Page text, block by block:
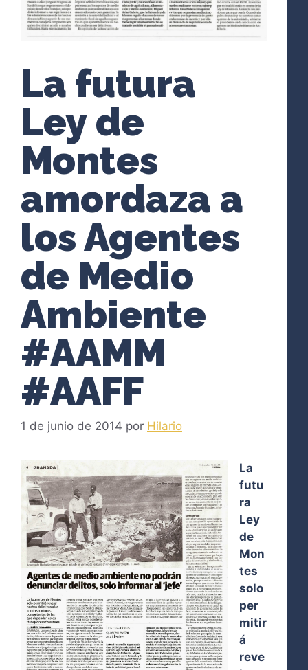
La futura
Ley de
Montes
amordaza a
los Agentes
de Medio
Ambiente
#AAMM
#AAFF
1 de junio de 2014 por Hilario
La
futu
ra
Ley
de
Mon
tes
solo
per
mitir
á
reve